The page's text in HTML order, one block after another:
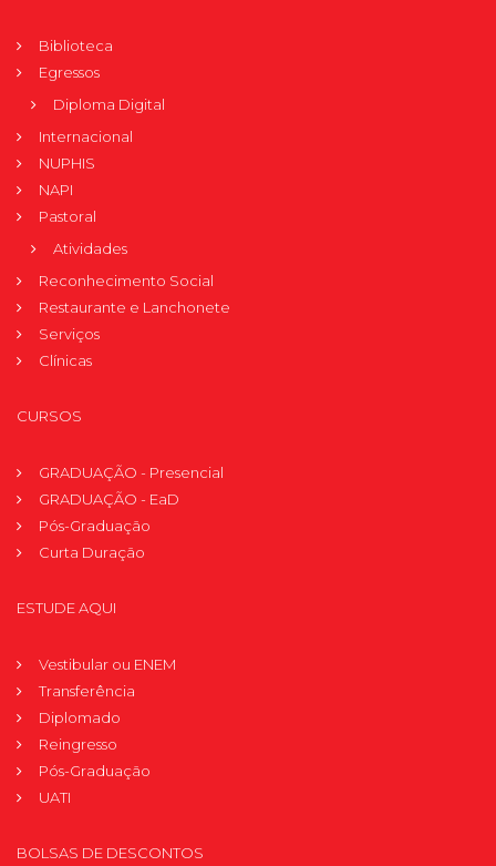
Biblioteca
Egressos
Diploma Digital
Internacional
NUPHIS
NAPI
Pastoral
Atividades
Reconhecimento Social
Restaurante e Lanchonete
Serviços
Clínicas
CURSOS
GRADUAÇÃO - Presencial
GRADUAÇÃO - EaD
Pós-Graduação
Curta Duração
ESTUDE AQUI
Vestibular ou ENEM
Transferência
Diplomado
Reingresso
Pós-Graduação
UATI
BOLSAS DE DESCONTOS